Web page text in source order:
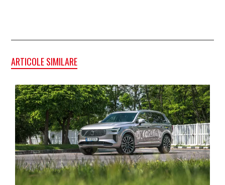
ARTICOLE SIMILARE